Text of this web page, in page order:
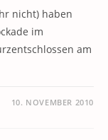
nicht) haben
im
am
10. NOVEMBER 2010